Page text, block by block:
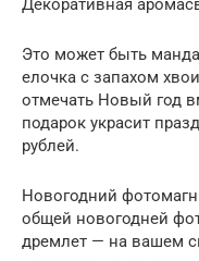
Декоративная
Это может быть
елочка с запахом
отмечать Новый год
подарок украсит
рублей.
Новогодний
общей новогодней
дремлет — на вашем